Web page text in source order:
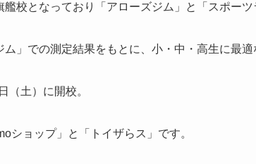
艦校となっており「アローズジム」と「スポー
ム」での測定結果をもとに、小・中・高生に最
（土）に開校。
ショップ」と「トイザらス」です。